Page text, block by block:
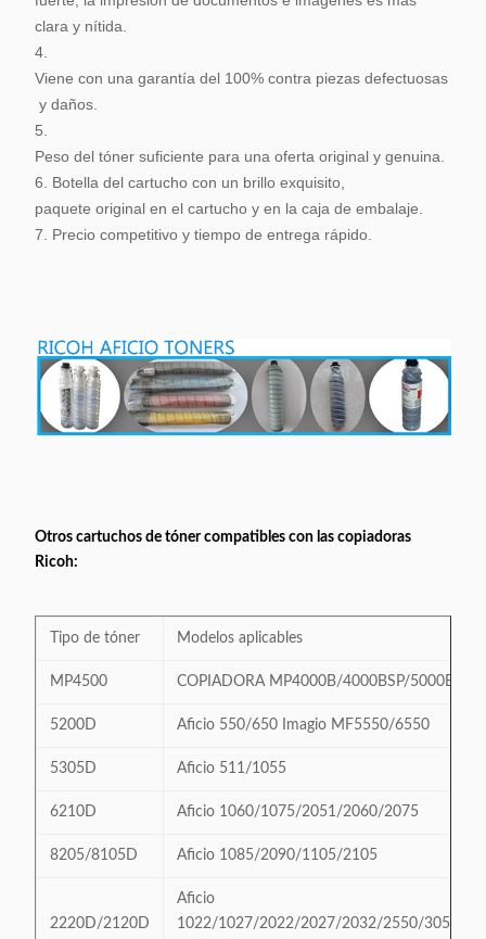
clara y nítida.
4.
Viene con una garantía del 100% contra piezas defectuosas
y daños.
5.
Peso del tóner suficiente para una oferta original y genuina.
6. Botella del cartucho con un brillo exquisito,
paquete original en el cartucho y en la caja de embalaje.
7. Precio competitivo y tiempo de entrega rápido.
Otros cartuchos de tóner compatibles con las copiadoras
Ricoh:
Tipo de tóner Modelos aplicables
MP4500 COPIADORA MP4000B/4000BSP/5000B/
5200D Aficio 550/650 Imagio MF5550/6550
5305D Aficio 511/1055
6210D Aficio 1060/1075/2051/2060/2075
8205/8105D Aficio 1085/2090/1105/2105
2220D/2120D
Aficio
1022/1027/2022/2027/2032/2550/3050/